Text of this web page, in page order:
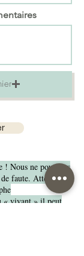
! Nous ne pourrons
faute. Attention à
« vivant » il peut